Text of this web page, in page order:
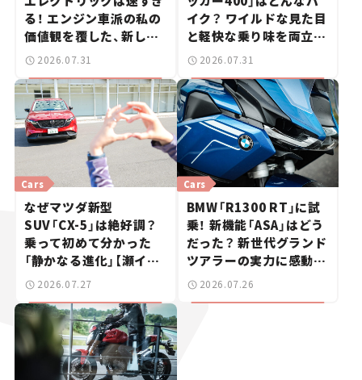
る！ エンジン車派の私の
価値観を覆した、新しい
ポルシェの走り。
2026.07.31
イク？ ワイルドな見た目
と軽快な乗り味を両立し
た400ccフラットトラッ
2026.07.31
Cars
なぜマツダ新型
SUV「CX-5」は絶好調？
乗って初めて分かった
「静かなる進化」【瀬イオ
ナの試乗レビュー】
2026.07.27
Cars
BMW「R1300 RT」に試
乗！ 新機能「ASA」はどう
だった？ 新世代グランド
ツアラーの実力に感動
【試乗レビュー】
2026.07.26